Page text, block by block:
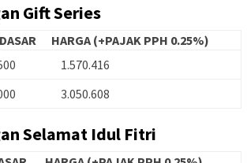
Gift Series
HARGA (+PAJAK PPH 0.25%)
1.570.416
3.050.608
Selamat Idul Fitri